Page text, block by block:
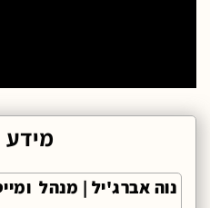
מידע
נוה אברג'יל | מנהל